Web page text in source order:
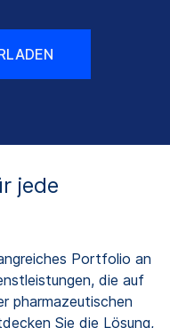
jede
Portfolio an
die auf
pharmazeutischen
Sie die Lösung,